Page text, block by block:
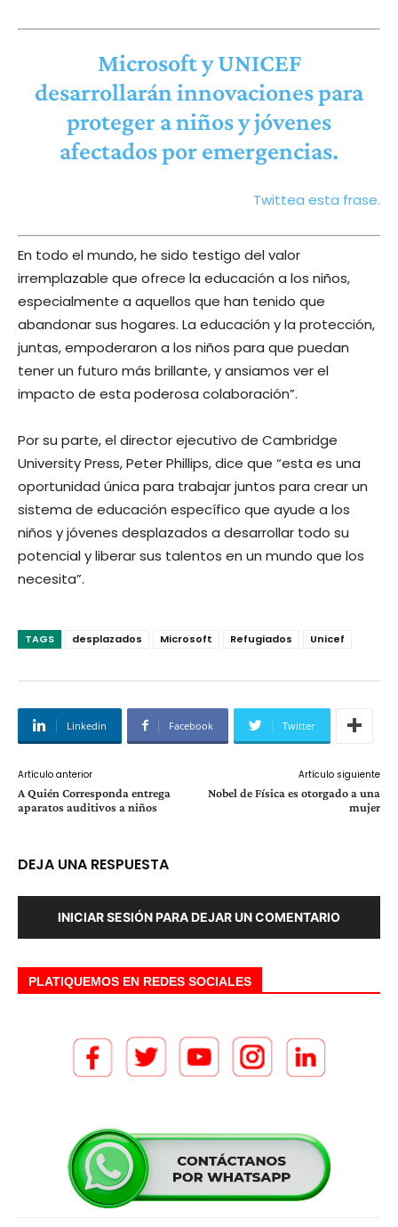
Microsoft y UNICEF
desarrollarán innovaciones para
proteger a niños y jóvenes
afectados por emergencias.
Twittea esta frase.
En todo el mundo, he sido testigo del valor
irremplazable que ofrece la educación a los niños,
especialmente a aquellos que han tenido que
abandonar sus hogares. La educación y la protección,
juntas, empoderaron a los niños para que puedan
tener un futuro más brillante, y ansiamos ver el
impacto de esta poderosa colaboración”.
Por su parte, el director ejecutivo de Cambridge
University Press, Peter Phillips, dice que “esta es una
oportunidad única para trabajar juntos para crear un
sistema de educación específico que ayude a los
niños y jóvenes desplazados a desarrollar todo su
potencial y liberar sus talentos en un mundo que los
necesita”.
TAGS desplazados Microsoft Refugiados Unicef
Linkedin Facebook Twitter
Artículo anterior
A Quién Corresponda entrega
aparatos auditivos a niños
Artículo siguiente
Nobel de Física es otorgado a una
mujer
DEJA UNA RESPUESTA
INICIAR SESIÓN PARA DEJAR UN COMENTARIO
PLATIQUEMOS EN REDES SOCIALES